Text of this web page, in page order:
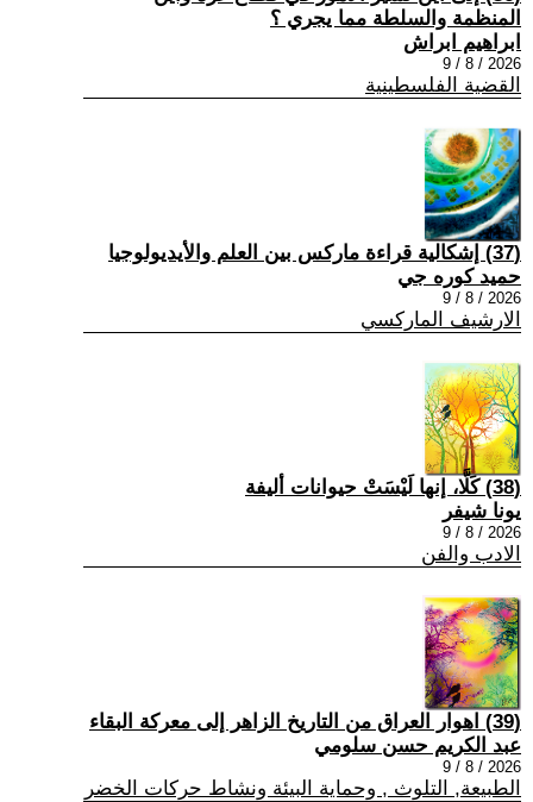
المنظمة والسلطة مما يجري ؟
ابراهيم ابراش
2026 / 8 / 9
القضية الفلسطينية
(37) إشكالية قراءة ماركس بين العلم والأيديولوجيا
حميد كوره جي
2026 / 8 / 9
الارشيف الماركسي
(38) كَلَّا، إنها لَيْسَتْ حيوانات أليفة
يونا شيفر
2026 / 8 / 9
الادب والفن
(39) اهوار العراق من التاريخ الزاهر إلى معركة البقاء
عبد الكريم حسن سلومي
2026 / 8 / 9
الطبيعة, التلوث , وحماية البيئة ونشاط حركات الخضر